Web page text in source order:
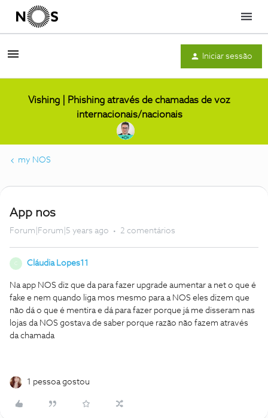
Menu
Iniciar sessão
Vishing | Phishing através de chamadas de voz
internacionais/nacionais
my NOS
App nos
Forum|Forum|5 years ago 2 comentários
Cláudia Lopes11
Na app NOS diz que da para fazer upgrade aumentar a net o que é
fake e nem quando liga mos mesmo para a NOS eles dizem que
não dá o que é mentira e dá para fazer porque já me disseram nas
lojas da NOS gostava de saber porque razão não fazem através
da chamada
1 pessoa gostou